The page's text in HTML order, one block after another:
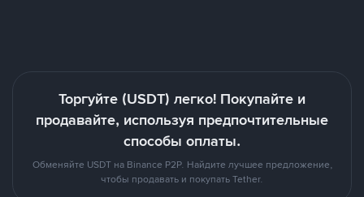
Торгуйте (USDT) легко! Покупайте и
продавайте, используя предпочтительные
способы оплаты.
Обменяйте USDT на Binance P2P. Найдите лучшее предложение,
чтобы продавать и покупать Tether.